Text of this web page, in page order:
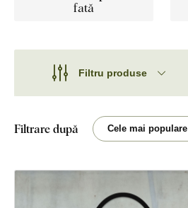
fată
Filtru produse
Motiv
Filtrare după Cele mai populare